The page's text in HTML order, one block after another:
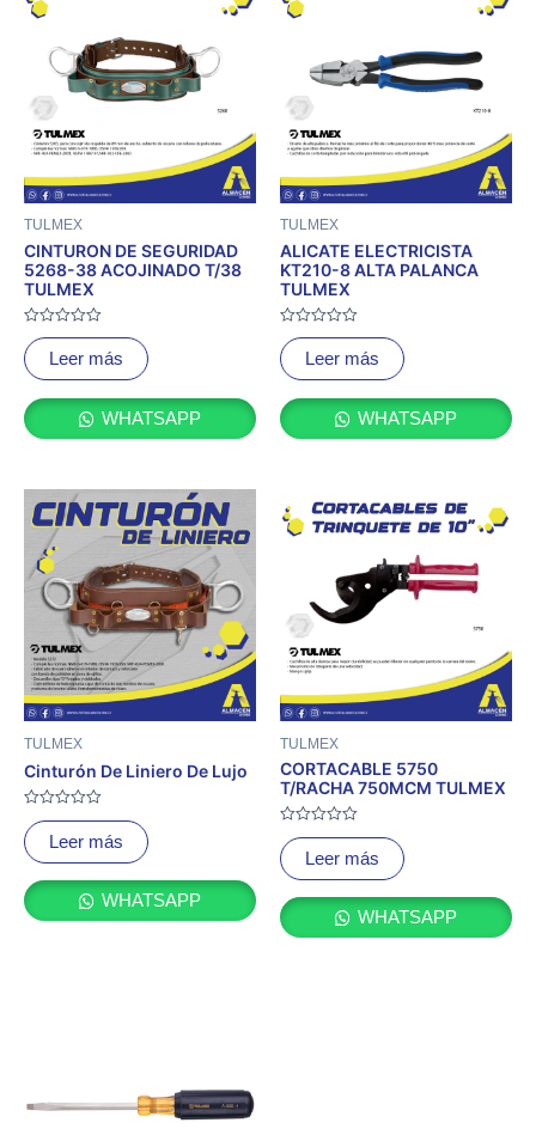
TULMEX
CINTURON DE SEGURIDAD
5268-38 ACOJINADO T/38
TULMEX
Valorado
con
0
de
Leer más
WHATSAPP
TULMEX
ALICATE ELECTRICISTA
KT210-8 ALTA PALANCA
TULMEX
Valorado
con
0
de
Leer más
WHATSAPP
TULMEX
Cinturón De Liniero De Lujo
Valorado
con
0
de
Leer más
WHATSAPP
TULMEX
CORTACABLE 5750
T/RACHA 750MCM TULMEX
Valorado
con
0
de
Leer más
WHATSAPP